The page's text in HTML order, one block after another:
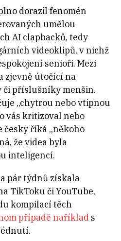
dorazil fenomén
umělou
AI clapbacků, tedy
videoklipů, v nichž
senioři. Mezi
zjevně útočící na
příslušníky menšin.
„chytrou nebo vtipnou
vás kritizoval nebo
česky říká „někoho
že videa byla
inteligencí.
pár týdnů získala
TikToku či YouTube,
kompilací těch
případě naříklad s